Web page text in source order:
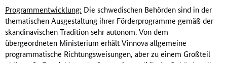
Programmentwicklung: Die schwedischen Behörden sind in der
thematischen Ausgestaltung ihrer Förderprogramme gemäß der
skandinavischen Tradition sehr autonom. Von dem
übergeordneten Ministerium erhält Vinnova allgemeine
programmatische Richtungsweisungen, aber zu einem Großteil